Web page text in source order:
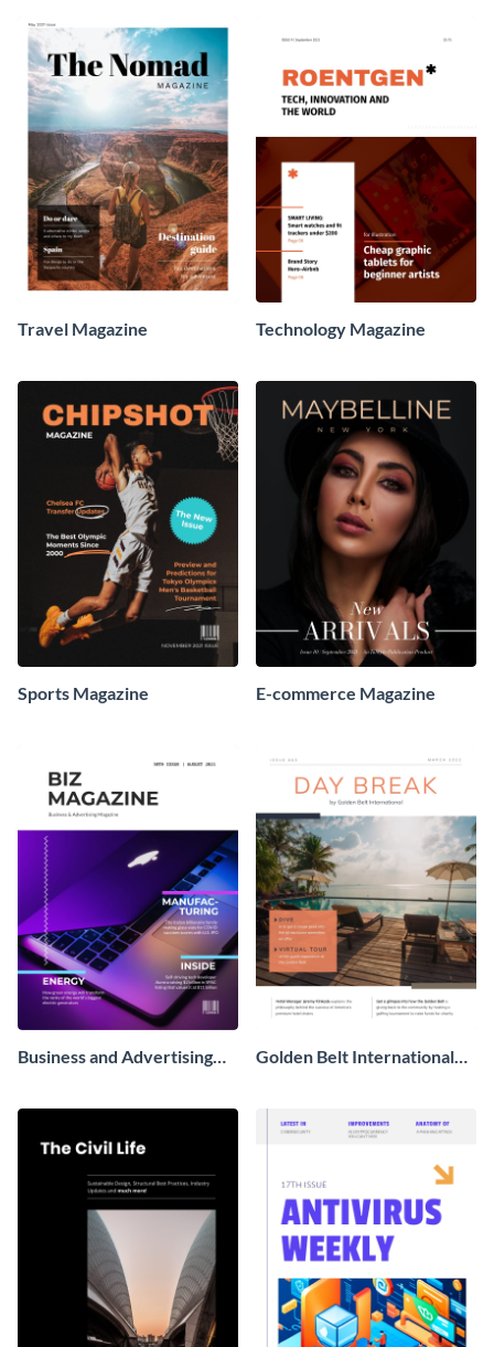
Travel Magazine Technology Magazine
Sports Magazine E-commerce Magazine
Business and Advertising
Golden Belt International